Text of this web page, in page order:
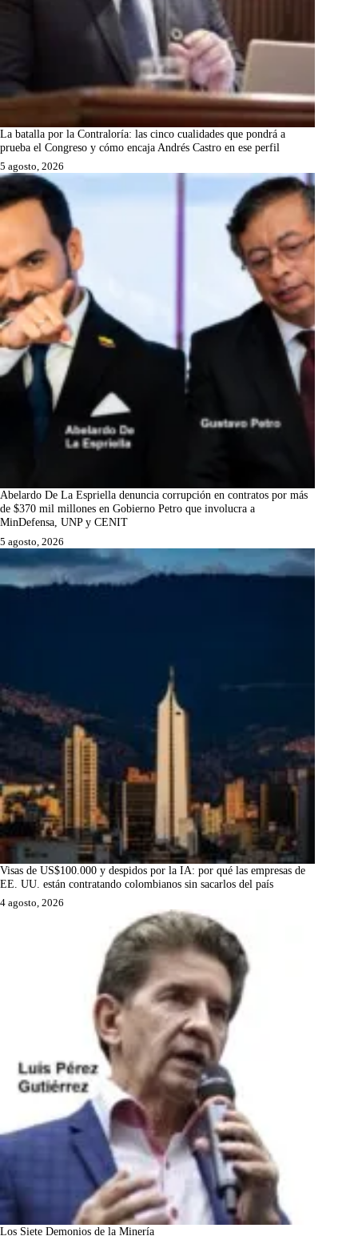
La batalla por la Contraloría: las cinco cualidades que pondrá a
prueba el Congreso y cómo encaja Andrés Castro en ese perfil
5 agosto, 2026
Abelardo De La Espriella denuncia corrupción en contratos por más
de $370 mil millones en Gobierno Petro que involucra a
MinDefensa, UNP y CENIT
5 agosto, 2026
Visas de US$100.000 y despidos por la IA: por qué las empresas de
EE. UU. están contratando colombianos sin sacarlos del país
4 agosto, 2026
Los Siete Demonios de la Minería